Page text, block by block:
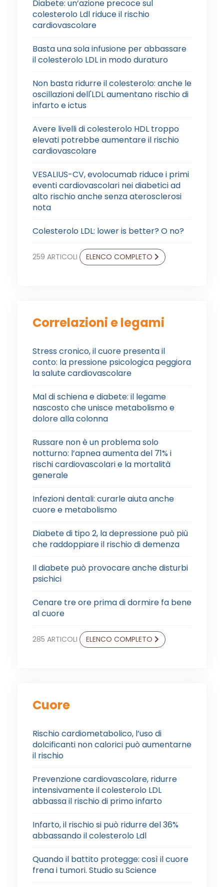
Diabete: un’azione precoce sul
colesterolo Ldl riduce il rischio
cardiovascolare
Basta una sola infusione per abbassare
il colesterolo LDL in modo duraturo
Non basta ridurre il colesterolo: anche le
oscillazioni dell'LDL aumentano rischio di
infarto e ictus
Avere livelli di colesterolo HDL troppo
elevati potrebbe aumentare il rischio
cardiovascolare
VESALIUS-CV, evolocumab riduce i primi
eventi cardiovascolari nei diabetici ad
alto rischio anche senza aterosclerosi
nota
Colesterolo LDL: lower is better? O no?
259 ARTICOLI ELENCO COMPLETO
Correlazioni e legami
Stress cronico, il cuore presenta il
conto: la pressione psicologica peggiora
la salute cardiovascolare
Mal di schiena e diabete: il legame
nascosto che unisce metabolismo e
dolore alla colonna
Russare non è un problema solo
notturno: l’apnea aumenta del 71% i
rischi cardiovascolari e la mortalità
generale
Infezioni dentali: curarle aiuta anche
cuore e metabolismo
Diabete di tipo 2, la depressione può più
che raddoppiare il rischio di demenza
Il diabete può provocare anche disturbi
psichici
Cenare tre ore prima di dormire fa bene
al cuore
285 ARTICOLI ELENCO COMPLETO
Cuore
Rischio cardiometabolico, l’uso di
dolcificanti non calorici può aumentarne
il rischio
Prevenzione cardiovascolare, ridurre
intensivamente il colesterolo LDL
abbassa il rischio di primo infarto
Infarto, il rischio si può ridurre del 36%
abbassando il colesterolo Ldl
Quando il battito protegge: così il cuore
frena i tumori. Studio su Science